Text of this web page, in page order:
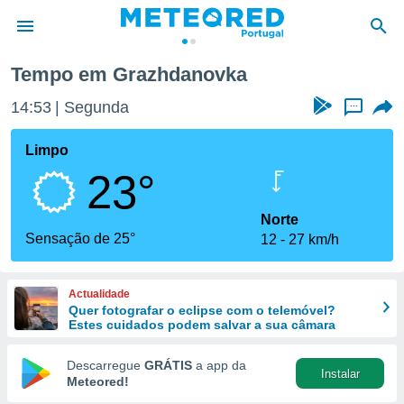
da
foi
fornecidas
a este
das
e
forma
digital
Tempo em Grazhdanovka
14:53 Segunda ...
Limpo
23°
Sensação de 25°
Norte
12
27 km/h
Actualidade
Quer fotografar o eclipse com o telemóvel?
Estes cuidados podem salvar a sua câmara
Descarregue GRÁTIS a app da
Meteored!
Instalar